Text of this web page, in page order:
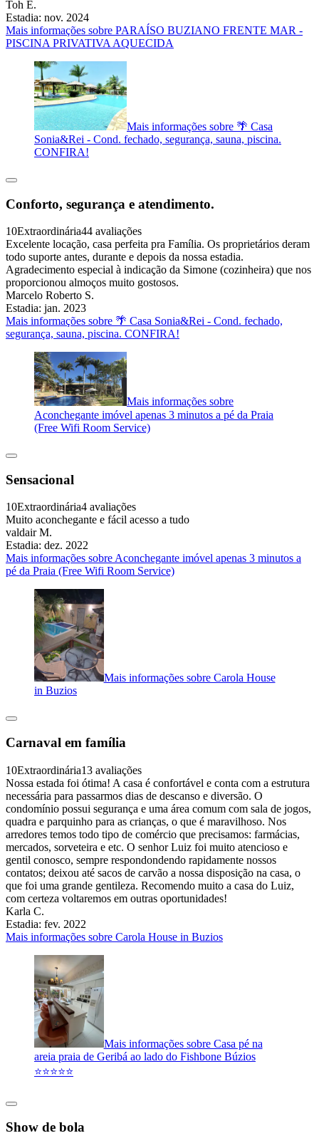
Toh E.
Estadia: nov. 2024
Mais informações sobre PARAÍSO BUZIANO FRENTE MAR -
PISCINA PRIVATIVA AQUECIDA
Mais informações sobre 🌴 Casa
Sonia&Rei - Cond. fechado, segurança, sauna, piscina.
CONFIRA!
Conforto, segurança e atendimento.
10Extraordinária44 avaliações
Excelente locação, casa perfeita pra Família. Os proprietários deram
todo suporte antes, durante e depois da nossa estadia.
Agradecimento especial à indicação da Simone (cozinheira) que nos
proporcionou almoços muito gostosos.
Marcelo Roberto S.
Estadia: jan. 2023
Mais informações sobre 🌴 Casa Sonia&Rei - Cond. fechado,
segurança, sauna, piscina. CONFIRA!
Mais informações sobre
Aconchegante imóvel apenas 3 minutos a pé da Praia
(Free Wifi Room Service)
Sensacional
10Extraordinária4 avaliações
Muito aconchegante e fácil acesso a tudo
valdair M.
Estadia: dez. 2022
Mais informações sobre Aconchegante imóvel apenas 3 minutos a
pé da Praia (Free Wifi Room Service)
Mais informações sobre Carola House
in Buzios
Carnaval em família
10Extraordinária13 avaliações
Nossa estada foi ótima! A casa é confortável e conta com a estrutura
necessária para passarmos dias de descanso e diversão. O
condomínio possui segurança e uma área comum com sala de jogos,
quadra e parquinho para as crianças, o que é maravilhoso. Nos
arredores temos todo tipo de comércio que precisamos: farmácias,
mercados, sorveteira e etc. O senhor Luiz foi muito atencioso e
gentil conosco, sempre respondondendo rapidamente nossos
contatos; deixou até sacos de carvão a nossa disposição na casa, o
que foi uma grande gentileza. Recomendo muito a casa do Luiz,
com certeza voltaremos em outras oportunidades!
Karla C.
Estadia: fev. 2022
Mais informações sobre Carola House in Buzios
Mais informações sobre Casa pé na
areia praia de Geribá ao lado do Fishbone Búzios
⭐️⭐️⭐️⭐️⭐️
Show de bola